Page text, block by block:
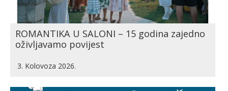
ROMANTIKA U SALONI – 15 godina zajedno
oživljavamo povijest
3. Kolovoza 2026.